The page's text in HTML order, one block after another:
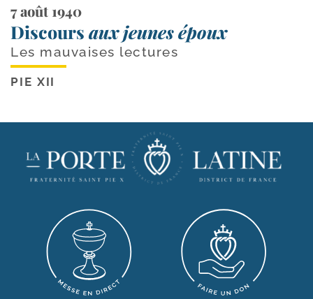
7 août 1940
Discours aux jeunes époux
Les mauvaises lectures
PIE XII